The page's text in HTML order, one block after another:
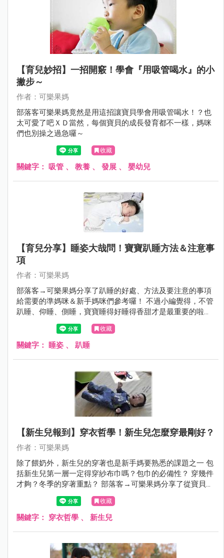
【育兒妙招】一招開竅！學會『用吸管喝水』的小
撇步～
作者：可樂果媽
部落客可樂果媽竟然是用這招讓寶貝學會用吸管喝水！？也
太可愛了吧ＸＤ當然，每個寶貝的成長發育都不一樣，媽咪
們也別操之過急囉～
收藏
關鍵字： 吸管 、 教養 、 發展 、 嬰幼兒
【育兒分享】睡姿大哉問！寶寶趴睡方法＆注意事
項
作者：可樂果媽
部落客→可樂果媽分享了趴睡的好處、方法及要注意的事項
給需要的準媽咪＆新手媽咪們參考囉！ 不過小編覺得，不管
趴睡、仰睡、側睡，寶寶睡得好睡得香甜才是最重要的啦～
收藏
關鍵字： 睡姿 、 趴睡
【新生兒報到】穿衣哲學！新生兒怎麼穿最剛好？
作者：可樂果媽
除了餵奶外，新生兒的穿著也是新手媽要熟悉的課題之一 包
括新生兒第一層一定得穿紗布巾嗎？包巾的必備性？ 穿幾件
才夠？冬季的穿著重點？ 部落客→可樂果媽分享了從寶貝洗
澡到穿衣的育兒經驗，準備來替新手媽咪解惑囉！
收藏
關鍵字： 穿衣哲學 、 新生兒